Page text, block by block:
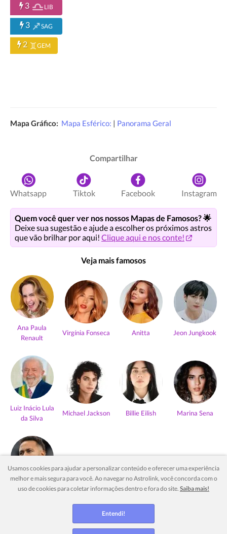
3 LIB
3 SAG
2 GEM
Mapa Gráfico: Mapa Esférico: | Panorama Geral
Compartilhar
Whatsapp Tiktok Facebook Instagram
Quem você quer ver nos nossos Mapas de Famosos? 🌟
Deixe sua sugestão e ajude a escolher os próximos astros
que vão brilhar por aqui! Clique aqui e nos conte!
Veja mais famosos
Ana Paula
Renault
Virgínia Fonseca Anitta Jeon Jungkook
Luiz Inácio Lula
da Silva
Michael Jackson Billie Eilish Marina Sena
Neymar Jr
Ver mais
Usamos cookies para ajudar a personalizar conteúdo e oferecer uma experiência
melhor e mais segura para você. Ao navegar no Astrolink, você concorda com o
uso de cookies para coletar informações dentro e fora do site. Saiba mais!
Entendi!